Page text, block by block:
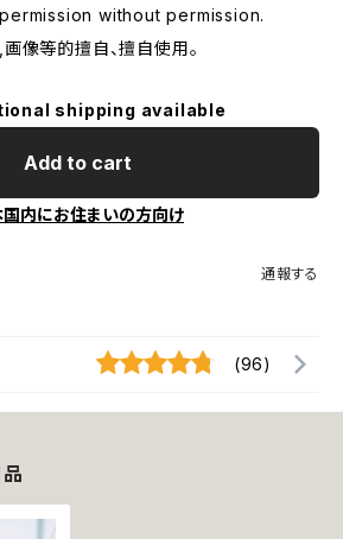
without permission.
像等的擅自、擅自使用。
shipping available
Add to cart
国内にお住まいの方向け
通報する
(96)